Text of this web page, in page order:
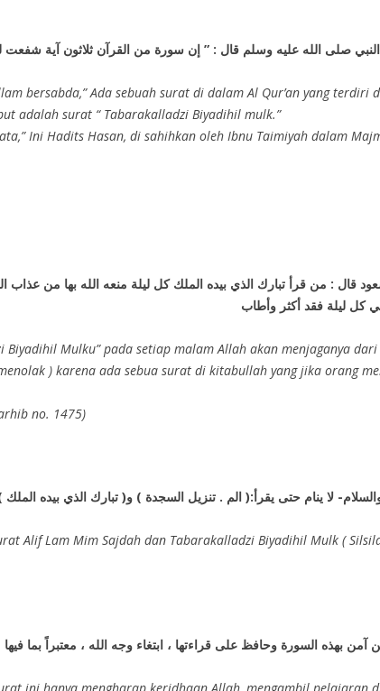
صلى الله عليه وسلم قال : ” إن سورة من القرآن ثلاثون آية
bersabda,” Ada sebuah surat di dalam Al Qur’an yang terdiri
adalah surat “ Tabarakalladzi Biyadihil mulk.”
Ini Hadits Hasan, di sahihkan oleh Ibnu Taimiyah dalam
قال : من قرأ تبارك الذي بيده الملك كل ليلة منعه الله بها من عذاب
كل ليلة فقد أكثر وأطاب
Biyadihil Mulku” pada setiap malam Allah akan menjaganya
) karena ada sebua surat di kitabullah yang jika orang
no. 1475)
لا ينام حتى يقرأ:( الم . تنزيل السجدة ) و( تبارك الذي بيده الملك
Alif Lam Mim Sajdah dan Tabarakalladzi Biyadihil Mulk (
بهذه السورة وحافظ على قراءتها ، ابتغاء وجه الله ، معتبراً بما